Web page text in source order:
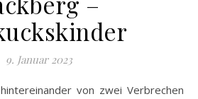
9. Januar 2023